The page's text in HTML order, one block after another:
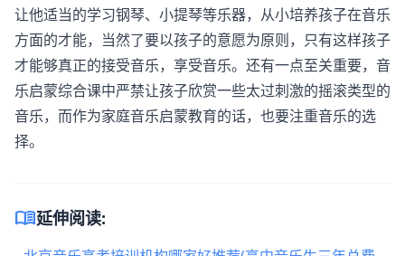
让他适当的学习钢琴、小提琴等乐器，从小培养孩子在音乐
方面的才能，当然了要以孩子的意愿为原则，只有这样孩子
才能够真正的接受音乐，享受音乐。还有一点至关重要，音
乐启蒙综合课中严禁让孩子欣赏一些太过刺激的摇滚类型的
音乐，而作为家庭音乐启蒙教育的话，也要注重音乐的选
择。
menu_book延伸阅读: